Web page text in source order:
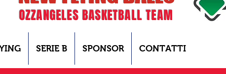
OZZANGELES BASKETBALL TEAM
SERIE B SPONSOR CONTATTI